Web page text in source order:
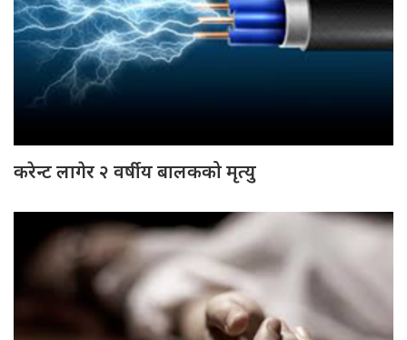
करेन्ट लागेर २ वर्षीय बालकको मृत्यु